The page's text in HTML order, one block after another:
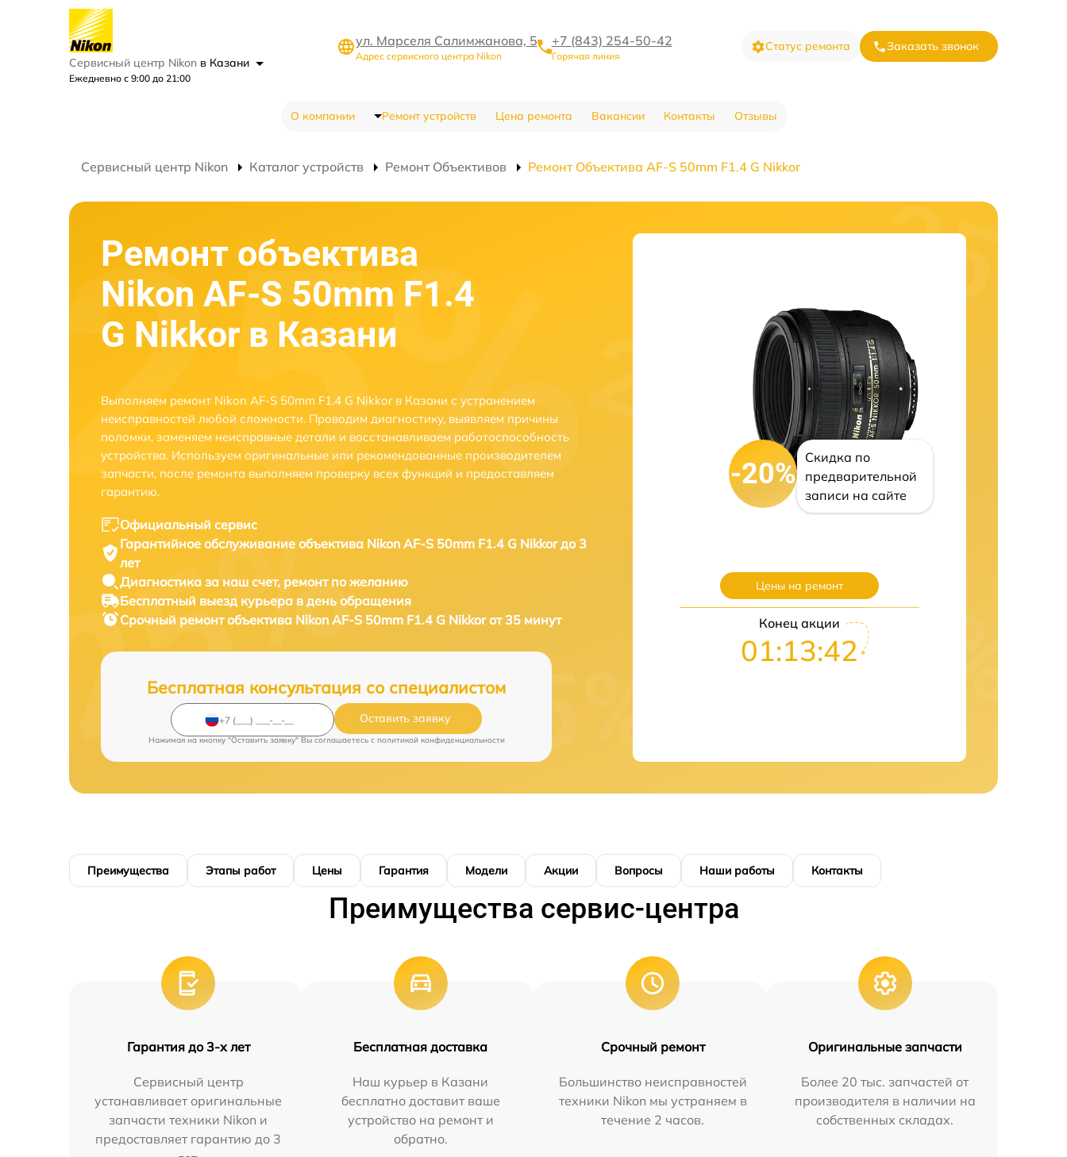
Сервисный центр Nikon в Казани
Ежедневно с 9:00 до 21:00
ул. Марселя Салимжанова, 5
Адрес сервисного центра Nikon
+7 (843) 254-50-42
Горячая линия
Статус ремонта Заказать звонок
О компании Ремонт устройств Цена ремонта Вакансии Контакты Отзывы
Сервисный центр Nikon Каталог устройств Ремонт Объективов Ремонт Объектива AF-S 50mm F1.4 G Nikkor
Ремонт объектива
Nikon AF-S 50mm F1.4
G Nikkor в Казани
Выполняем ремонт Nikon AF-S 50mm F1.4 G Nikkor в Казани с устранением
неисправностей любой сложности. Проводим диагностику, выявляем причины
поломки, заменяем неисправные детали и восстанавливаем работоспособность
устройства. Используем оригинальные или рекомендованные производителем
запчасти, после ремонта выполняем проверку всех функций и предоставляем
гарантию.
Официальный сервис
Гарантийное обслуживание объектива Nikon AF-S 50mm F1.4 G Nikkor до 3
лет
Диагностика за наш счет, ремонт по желанию
Бесплатный выезд курьера в день обращения
Срочный ремонтобъектива Nikon AF-S 50mm F1.4 G Nikkor от 35 минут
Бесплатная консультация со специалистом
Оставить заявку
Нажимая на кнопку "Оставить заявку" Вы соглашаетесь c политикой конфиденциальности
-20%
Скидка по
предварительной
записи на сайте
Цены на ремонт
Конец акции
01:13:42
Преимущества Этапы работ Цены Гарантия Модели Акции Вопросы Наши работы Контакты
Преимущества сервис-центра
Гарантия до 3-х лет
Сервисный центр
устанавливает оригинальные
запчасти техники Nikon и
предоставляет гарантию до 3
Бесплатная доставка
Наш курьер в Казани
бесплатно доставит ваше
устройство на ремонт и
обратно.
Срочный ремонт
Большинство неисправностей
техники Nikon мы устраняем в
течение 2 часов.
Оригинальные запчасти
Более 20 тыс. запчастей от
производителя в наличии на
собственных складах.